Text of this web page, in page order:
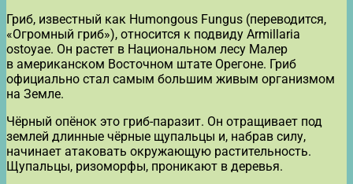
Гриб, известный как Humongous Fungus (переводится,
«Огромный гриб»), относится к подвиду Armillaria
ostoyae. Он растет в Национальном лесу Малер
в американском Восточном штате Орегоне. Гриб
официально стал самым большим живым организмом
на Земле.
Чёрный опёнок это гриб-паразит. Он отращивает под
землей длинные чёрные щупальцы и, набрав силу,
начинает атаковать окружающую растительность.
Щупальцы, ризоморфы, проникают в деревья.